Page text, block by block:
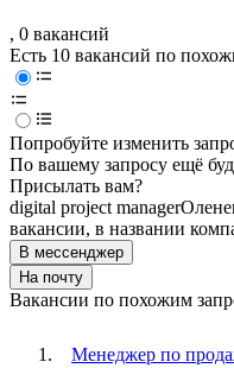
, 0 вакансий
Есть 10 вакансий по
Попробуйте изменить
По вашему запросу ещё
Присылать вам?
digital project manager
вакансии, в названии
В мессенджер
На почту
Вакансии по похожим
Менеджер по